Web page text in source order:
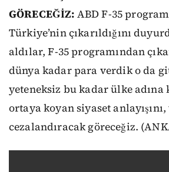
GÖRECEĞİZ: ABD F-35
Türkiye’nin çıkarıldığını
aldılar, F-35 programından
dünya kadar para verdik o da
yeteneksiz bu kadar ülke
ortaya koyan siyaset
cezalandıracak göreceğiz.